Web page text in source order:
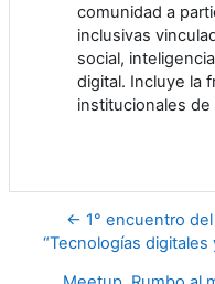
comunidad a
inclusivas
social,
digital. Incluye la
institucionales de
← 1° encuentro del
“Tecnologías